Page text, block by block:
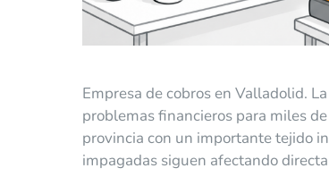
Empresa de cobros en Valladolid.
problemas financieros para miles
provincia con un importante tejido
impagadas siguen afectando